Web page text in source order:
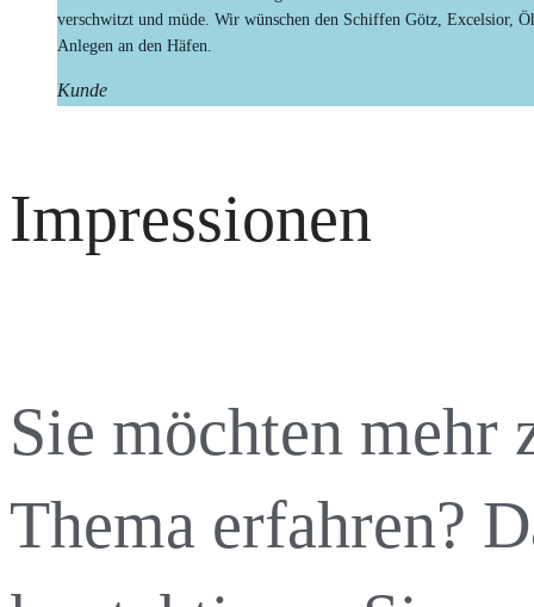
verschwitzt und müde. Wir wünschen den Schiffen Götz, Excelsior,
Anlegen an den Häfen.
Kunde
Impressionen
Sie möchten mehr
Thema erfahren?